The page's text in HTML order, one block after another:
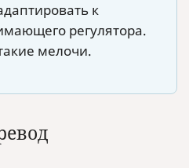
к
регулятора.
мелочи.